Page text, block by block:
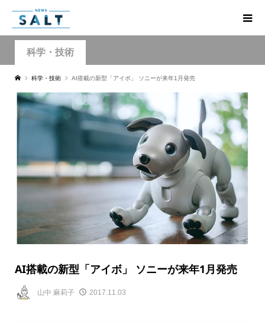
科学・技術
科学・技術 AI搭載の新型「アイボ」 ソニーが来年1月発売
AI搭載の新型「アイボ」 ソニーが来年1月発売
山中 麻莉子 2017.11.03